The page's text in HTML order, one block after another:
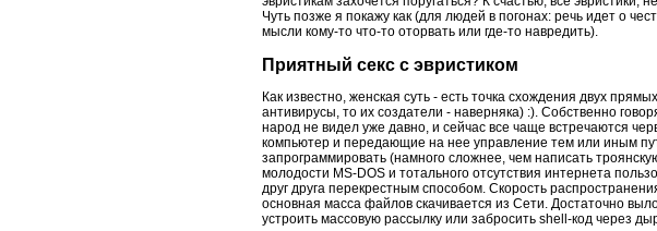
Чуть позже я покажу как (для людей в погонах: речь идет о
мысли кому-то что-то оторвать или где-то навредить).
Приятный секс с эвристиком
Как известно, женская суть - есть точка схождения двух
антивирусы, то их создатели - наверняка) :). Собственно
народ не видел уже давно, и сейчас все чаще встречаются
компьютер и передающие на нее управление тем или иным
запрограммировать (намного сложнее, чем написать
молодости MS-DOS и тотального отсутствия интернета
друг друга перекрестным способом. Скорость
основная масса файлов скачивается из Сети. Достаточно
устроить массовую рассылку или забросить shell-код через